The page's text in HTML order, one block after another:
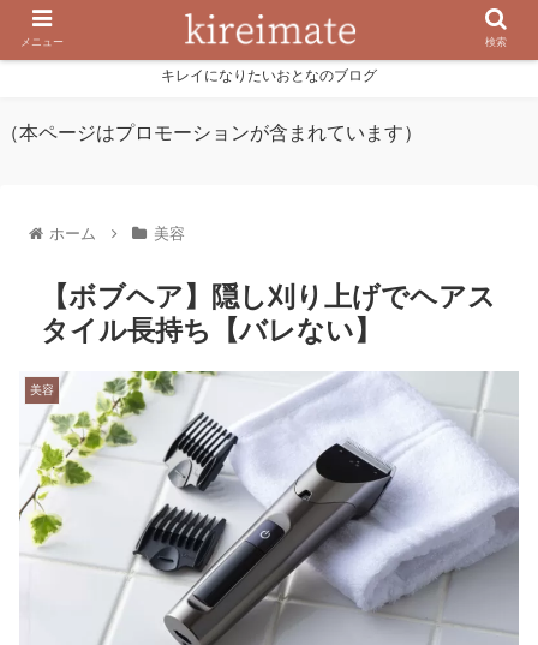
キレイになりたいおとなのブログ
（本ページはプロモーションが含まれています）
ホーム 美容
【ボブヘア】隠し刈り上げでヘアス
タイル長持ち【バレない】
美容
メニュー 検索